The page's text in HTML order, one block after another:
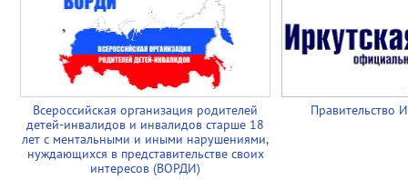
Всероссийская организация родителей
детей-инвалидов и инвалидов старше 18
лет с ментальными и иными нарушениями,
нуждающихся в представительстве своих
интересов (ВОРДИ)
Правительство